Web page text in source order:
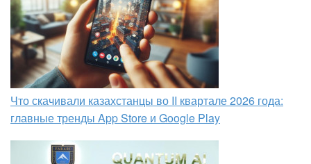
Что скачивали казахстанцы во II квартале 2026 года:
главные тренды App Store и Google Play